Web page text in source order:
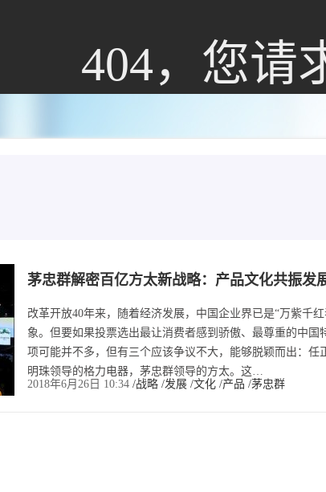
404，您请
请求的文件
在!
茅忠群解密百亿方太新战略：产品文化共振发
改革开放40年来，随着经济发展，中国企业界已是“万紫千
象。但要如果投票选出最让消费者感到骄傲、最尊重的中国
项可能并不多，但有三个应该争议不大，能够脱颖而出：任
明珠领导的格力电器，茅忠群领导的方太。这…
2018年6月26日 10:34 /战略 /发展 /文化 /产品 /茅忠群